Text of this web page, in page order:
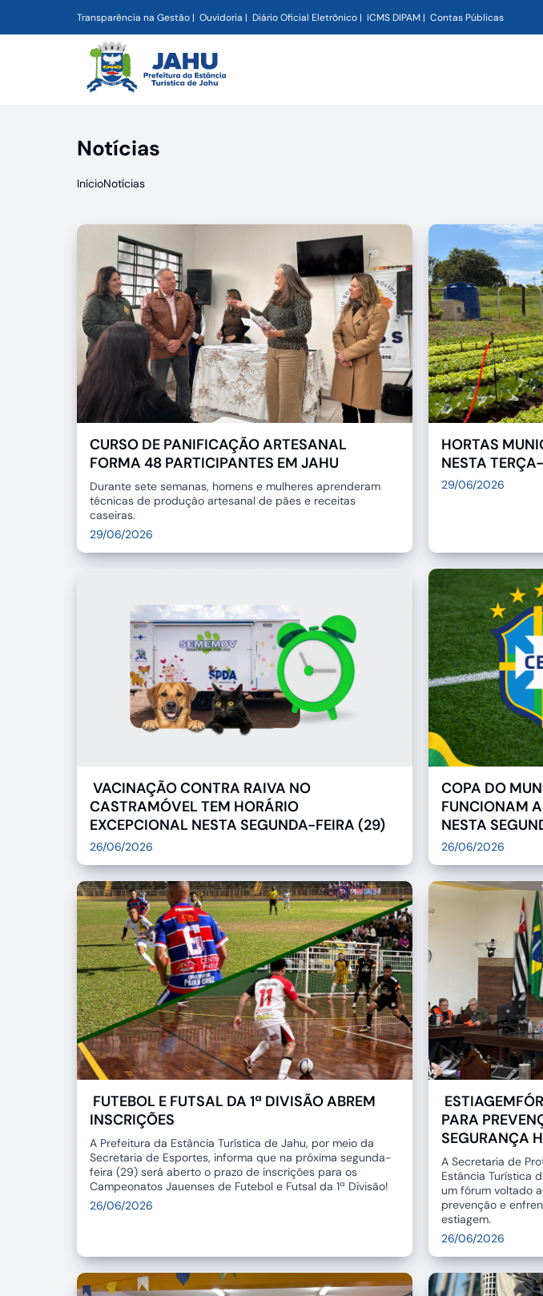
Transparência na Gestão Ouvidoria Diário Oficial Eletrônico ICMS DIPAM Contas Públicas
Notícias
InícioNotícias
CURSO DE PANIFICAÇÃO ARTESANAL
FORMA 48 PARTICIPANTES EM JAHU
Durante sete semanas, homens e mulheres aprenderam
técnicas de produção artesanal de pães e receitas
caseiras.
29/06/2026
HORTAS
NESTA
29/06/2026
VACINAÇÃO CONTRA RAIVA NO
CASTRAMÓVEL TEM HORÁRIO
EXCEPCIONAL NESTA SEGUNDA-FEIRA (29)
26/06/2026
COPA DO
FUNCIONAM
NESTA
26/06/2026
FUTEBOL E FUTSAL DA 1ª DIVISÃO ABREM
INSCRIÇÕES
A Prefeitura da Estância Turística de Jahu, por meio da
Secretaria de Esportes, informa que na próxima segunda-
feira (29) será aberto o prazo de inscrições para os
Campeonatos Jauenses de Futebol e Futsal da 1ª Divisão!
26/06/2026
PARA
SEGURANÇA
A Secretaria de
Estância Turística
um fórum voltado
prevenção e
estiagem.
26/06/2026